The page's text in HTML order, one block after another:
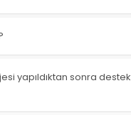
yapıldıktan sonra destek